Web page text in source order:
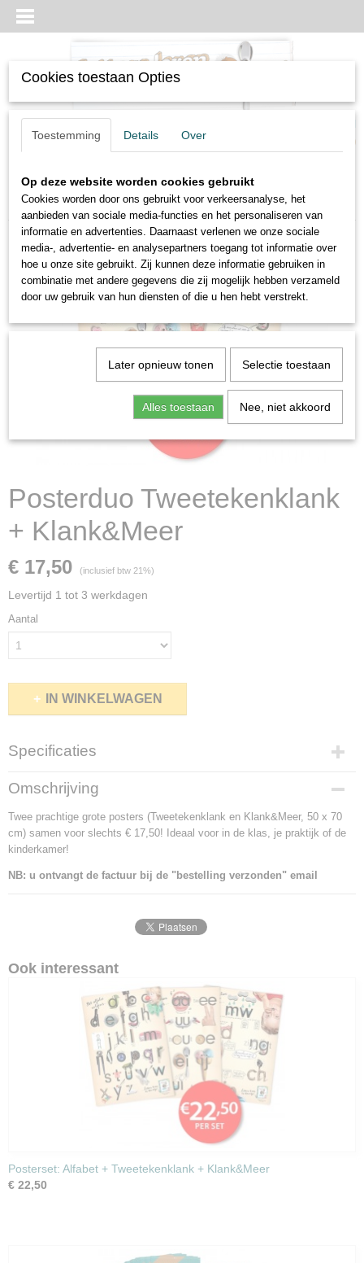
(0)
Home >boek & posters>Posterduo Tweetekenklank +
Klank&Meer
Posterduo Tweetekenklank
+ Klank&Meer
€ 17,50 (inclusief btw 21%)
Levertijd 1 tot 3 werkdagen
Aantal
IN WINKELWAGEN
Specificaties
Afmetingen (l,b,h)
70 x 50 x 0 cm
Omschrijving
Twee prachtige grote posters (Tweetekenklank en Klank&Meer, 50 x 70
cm) samen voor slechts € 17,50! Ideaal voor in de klas, je praktijk of de
kinderkamer!
NB: u ontvangt de factuur bij de "bestelling verzonden" email
Ook interessant
Posterset: Alfabet + Tweetekenklank + Klank&Meer
€ 22,50
Cookies toestaan Opties
Toestemming Details Over
Op deze website worden cookies gebruikt
Cookies worden door ons gebruikt voor verkeersanalyse, het
aanbieden van sociale media-functies en het personaliseren van
informatie en advertenties. Daarnaast verlenen we onze sociale
media-, advertentie- en analysepartners toegang tot informatie over
hoe u onze site gebruikt. Zij kunnen deze informatie gebruiken in
combinatie met andere gegevens die zij mogelijk hebben verzameld
door uw gebruik van hun diensten of die u hen hebt verstrekt.
Later opnieuw tonen Selectie toestaan
Alles toestaan Nee, niet akkoord